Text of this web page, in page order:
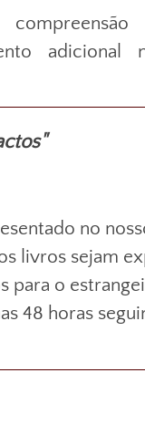
compreensão
no
livros sejam
para o
48 horas